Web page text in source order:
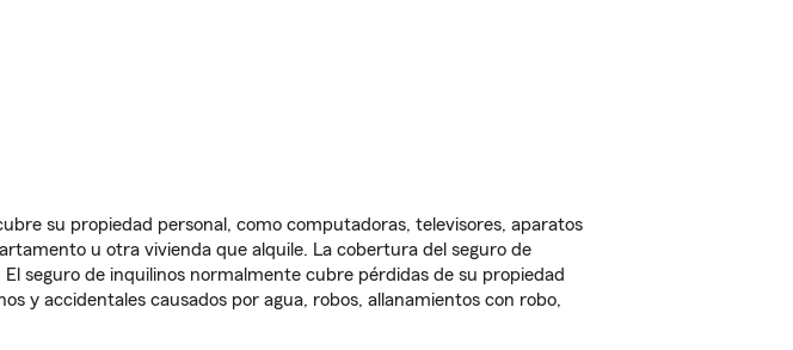
su propiedad personal, como computadoras, televisores, aparatos
u otra vivienda que alquile. La cobertura del seguro de
seguro de inquilinos normalmente cubre pérdidas de su propiedad
y accidentales causados por agua, robos, allanamientos con robo,